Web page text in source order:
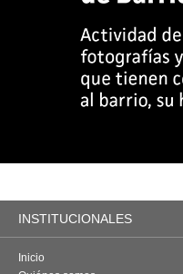
INSTITUCIONALES
Inicio